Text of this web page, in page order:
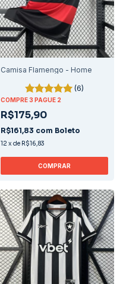
Camisa Flamengo - Home
(6)
COMPRE 3 PAGUE 2
R$175,90
R$161,83 com Boleto
12 x de R$16,83
COMPRAR